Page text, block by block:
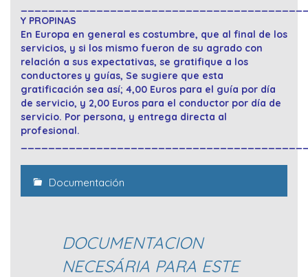
Y PROPINAS
En Europa en general es costumbre, que al final de los
servicios, y si los mismo fueron de su agrado con
relación a sus expectativas, se gratifique a los
conductores y guías, Se sugiere que esta
gratificación sea así; 4,00 Euros para el guía por día
de servicio, y 2,00 Euros para el conductor por día de
servicio. Por persona, y entrega directa al
profesional.
Documentación
DOCUMENTACION
NECESÁRIA PARA ESTE